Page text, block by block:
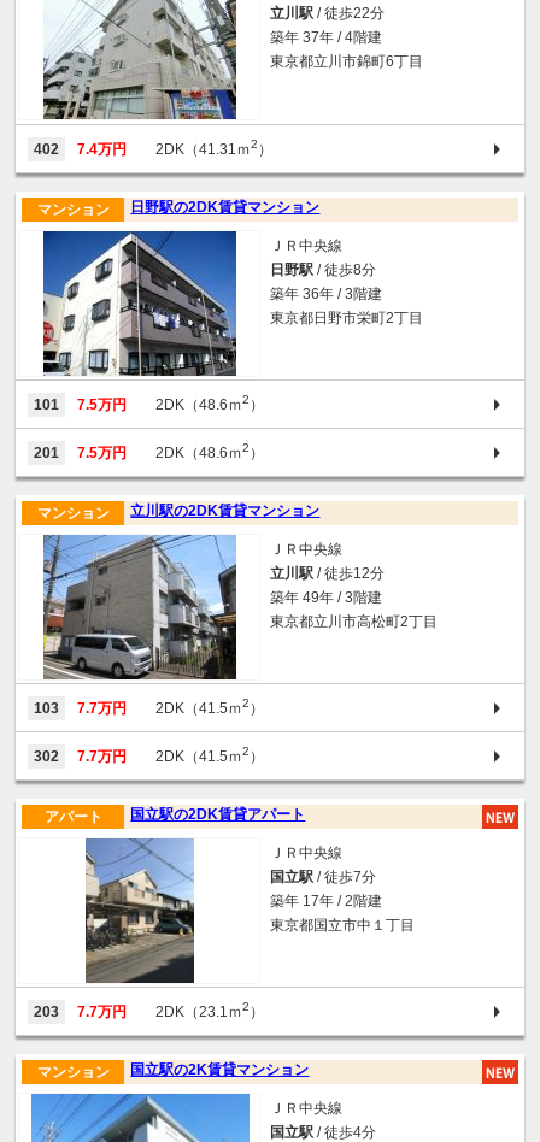
立川駅 / 徒歩22分
築年 37年 / 4階建
東京都立川市錦町6丁目
402 7.4万円 2DK（41.31ｍ2 ）
日野駅の2DK賃貸マンション
マンション
ＪＲ中央線
日野駅 / 徒歩8分
築年 36年 / 3階建
東京都日野市栄町2丁目
101 7.5万円 2DK（48.6ｍ2 ）
201 7.5万円 2DK（48.6ｍ2 ）
立川駅の2DK賃貸マンション
マンション
ＪＲ中央線
立川駅 / 徒歩12分
築年 49年 / 3階建
東京都立川市高松町2丁目
103 7.7万円 2DK（41.5ｍ2 ）
302 7.7万円 2DK（41.5ｍ2 ）
国立駅の2DK賃貸アパート
アパート
ＪＲ中央線
国立駅 / 徒歩7分
築年 17年 / 2階建
東京都国立市中１丁目
203 7.7万円 2DK（23.1ｍ2 ）
国立駅の2K賃貸マンション
マンション
ＪＲ中央線
国立駅 / 徒歩4分